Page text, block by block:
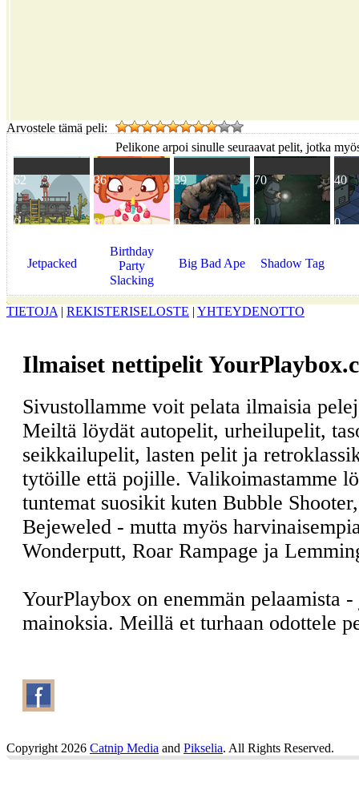
Arvostele tämä peli:
Pelikone arpoi sinulle seuraavat pelit, jotka
62
0
Jetpacked
36
0
Birthday
Party
Slacking
39
0
Big Bad Ape
70
0
Shadow Tag
40
0
TIETOJA | REKISTERISELOSTE | YHTEYDENOTTO
Ilmaiset nettipelit
Sivustollamme voit pelata ilmaisia
Meiltä löydät autopelit, urheilupelit,
seikkailupelit, lasten pelit ja
tytöille että pojille. Valikoimastamme
tuntemat suosikit kuten Bubble
Bejeweled - mutta myös
Wonderputt, Roar Rampage ja
YourPlaybox on enemmän pelaamista
mainoksia. Meillä et turhaan odottele
Copyright 2026 Catnip Media and Pikselia. All Rights Reserved.